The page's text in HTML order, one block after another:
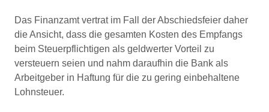
Das Finanzamt vertrat im Fall der Abschiedsfeier daher
die Ansicht, dass die gesamten Kosten des Empfangs
beim Steuerpflichtigen als geldwerter Vorteil zu
versteuern seien und nahm daraufhin die Bank als
Arbeitgeber in Haftung für die zu gering einbehaltene
Lohnsteuer.